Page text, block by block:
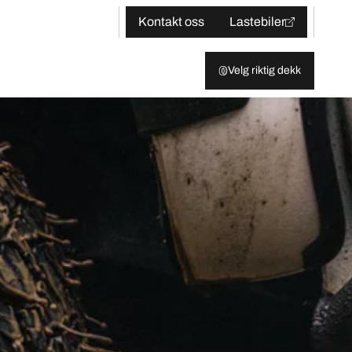
Kontakt oss Lastebiler
Velg riktig dekk